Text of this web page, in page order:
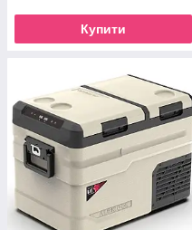
Купити